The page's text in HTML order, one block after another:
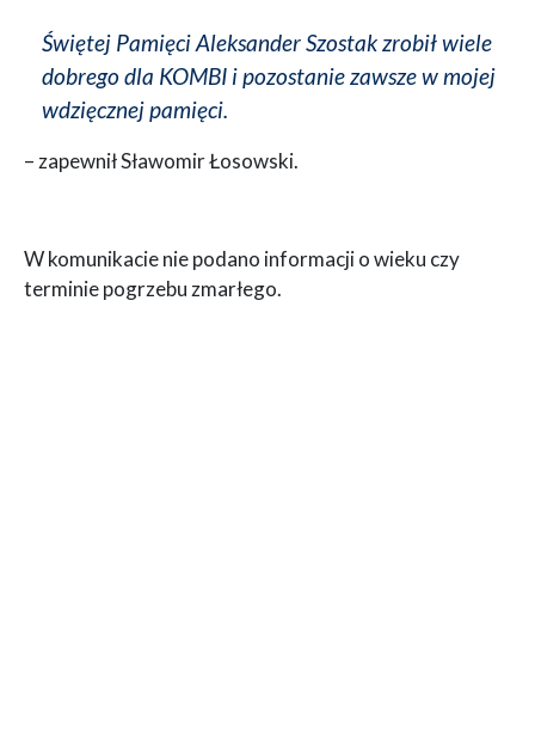
Świętej Pamięci Aleksander Szostak zrobił wiele
dobrego dla KOMBI i pozostanie zawsze w mojej
wdzięcznej pamięci.
– zapewnił Sławomir Łosowski.
W komunikacie nie podano informacji o wieku czy
terminie pogrzebu zmarłego.